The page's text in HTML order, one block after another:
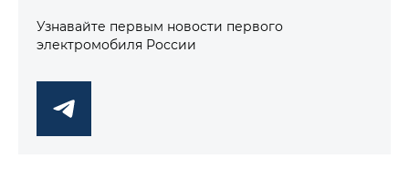
Узнавайте первым новости первого
электромобиля России